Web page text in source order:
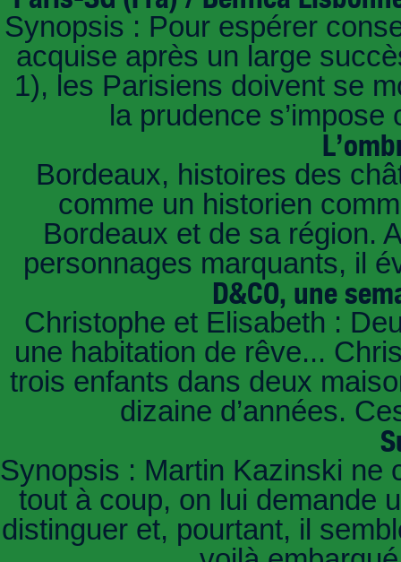
Synopsis : Pour espérer
acquise après un large
1), les Parisiens doivent se
la prudence
Bordeaux, histoires des
comme un historien
Bordeaux et de sa région.
personnages marquants, il
D&CO, une
Christophe et Elisabeth :
une habitation de rêve...
trois enfants dans deux
dizaine d’années.
Synopsis : Martin Kazinski ne
tout à coup, on lui demande
distinguer et, pourtant, il